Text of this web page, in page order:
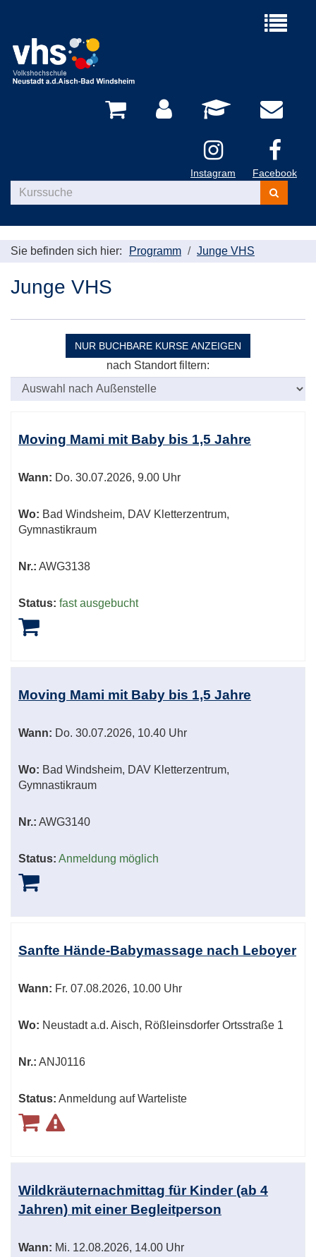
Menü
Instagram Facebook
Kurse
suchen
Sie befinden sich hier: Programm Junge VHS
Junge VHS
NUR BUCHBARE KURSE ANZEIGEN
nach Standort filtern:
Tabellenüberschriften
können
werden.
Moving Mami mit Baby bis 1,5 Jahre
Wann: Do. 30.07.2026, 9.00 Uhr
Wo: Bad Windsheim, DAV Kletterzentrum,
Gymnastikraum
Nr.: AWG3138
Status: fast ausgebucht
Moving Mami mit Baby bis 1,5 Jahre
Wann: Do. 30.07.2026, 10.40 Uhr
Wo: Bad Windsheim, DAV Kletterzentrum,
Gymnastikraum
Nr.: AWG3140
Status: Anmeldung möglich
Sanfte Hände-Babymassage nach Leboyer
Wann: Fr. 07.08.2026, 10.00 Uhr
Wo: Neustadt a.d. Aisch, Rößleinsdorfer Ortsstraße 1
Nr.: ANJ0116
Status: Anmeldung auf Warteliste
Wildkräuternachmittag für Kinder (ab 4
Jahren) mit einer Begleitperson
Wann: Mi. 12.08.2026, 14.00 Uhr